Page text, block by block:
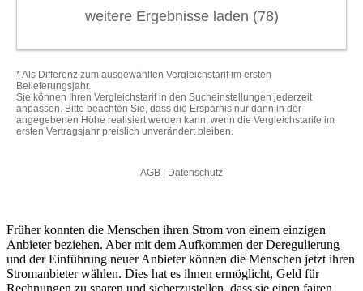
Früher konnten die Menschen ihren Strom von einem einzigen
Anbieter beziehen. Aber mit dem Aufkommen der Deregulierung
und der Einführung neuer Anbieter können die Menschen jetzt ihren
Stromanbieter wählen. Dies hat es ihnen ermöglicht, Geld für